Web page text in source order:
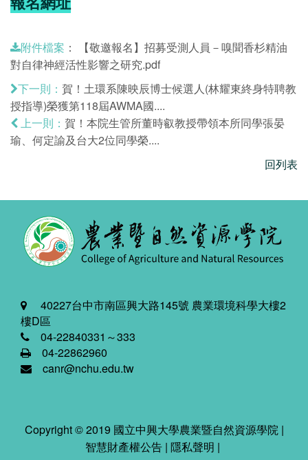
附件檔案 ：
【敬邀報名】招募受測人員－嗅聞香杉精油
對自律神經活性影響之研究.pdf
下一則： 賀！土環系陳映辰博士候選人(林耀東終身特聘教
授指導)榮獲第118屆AWMA國....
上一則： 賀！本院生管所董時叡教授帶領本所同學張晏
瑜、何定諭及台大2位同學榮....
回列表
40227台中市南區興大路145號 農業環境科學大樓2
樓D區
04-22840331～333
04-22862960
canr@nchu.edu.tw
Copyright © 2019 國立中興大學農業暨自然資源學院 |
智慧財產權公告 | 隱私聲明 |